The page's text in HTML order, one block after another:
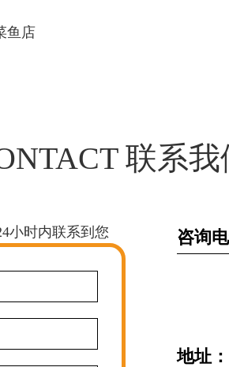
鱼店
联系我
小时内联系到您 咨询
地址：